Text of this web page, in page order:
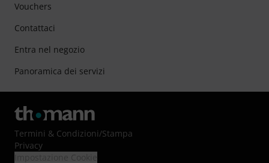
Vouchers
Contattaci
Entra nel negozio
Panoramica dei servizi
Termini & Condizioni/Stampa
Privacy